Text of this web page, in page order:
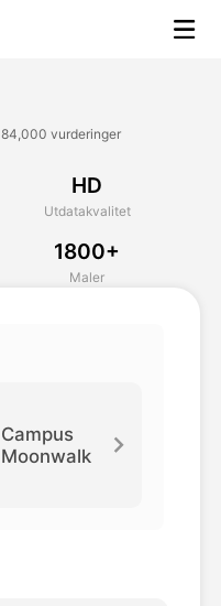
84,000 vurderinger
HD
Utdatakvalitet
1800+
Maler
Campus
Moonwalk